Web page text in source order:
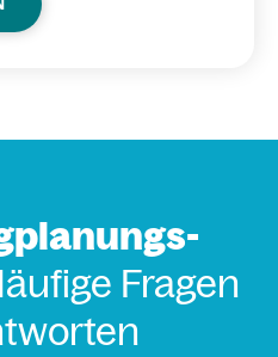
Fragen